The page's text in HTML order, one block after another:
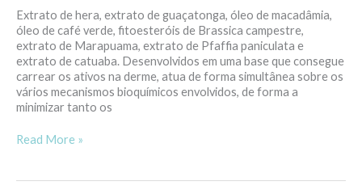
Extrato de hera, extrato de guaçatonga, óleo de macadâmia,
óleo de café verde, fitoesteróis de Brassica campestre,
extrato de Marapuama, extrato de Pfaffia paniculata e
extrato de catuaba. Desenvolvidos em uma base que consegue
carrear os ativos na derme, atua de forma simultânea sobre os
vários mecanismos bioquímicos envolvidos, de forma a
minimizar tanto os
Read More »